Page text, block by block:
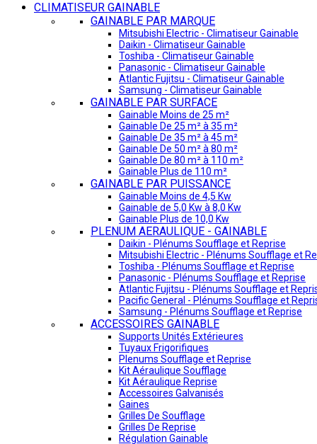
CLIMATISEUR GAINABLE
GAINABLE PAR MARQUE
Mitsubishi Electric - Climatiseur Gainable
Daikin - Climatiseur Gainable
Toshiba - Climatiseur Gainable
Panasonic - Climatiseur Gainable
Atlantic Fujitsu - Climatiseur Gainable
Samsung - Climatiseur Gainable
GAINABLE PAR SURFACE
Gainable Moins de 25 m²
Gainable De 25 m² à 35 m²
Gainable De 35 m² à 45 m²
Gainable De 50 m² à 80 m²
Gainable De 80 m² à 110 m²
Gainable Plus de 110 m²
GAINABLE PAR PUISSANCE
Gainable Moins de 4,5 Kw
Gainable de 5,0 Kw à 8,0 Kw
Gainable Plus de 10,0 Kw
PLENUM AERAULIQUE - GAINABLE
Daikin - Plénums Soufflage et Reprise
Mitsubishi Electric - Plénums Soufflage et
Toshiba - Plénums Soufflage et Reprise
Panasonic - Plénums Soufflage et Reprise
Atlantic Fujitsu - Plénums Soufflage et
Pacific General - Plénums Soufflage et
Samsung - Plénums Soufflage et Reprise
ACCESSOIRES GAINABLE
Supports Unités Extérieures
Tuyaux Frigorifiques
Plenums Soufflage et Reprise
Kit Aéraulique Soufflage
Kit Aéraulique Reprise
Accessoires Galvanisés
Gaines
Grilles De Soufflage
Grilles De Reprise
Régulation Gainable